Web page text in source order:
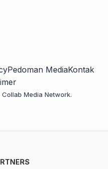
Pedoman MediaKontak
Media Network.